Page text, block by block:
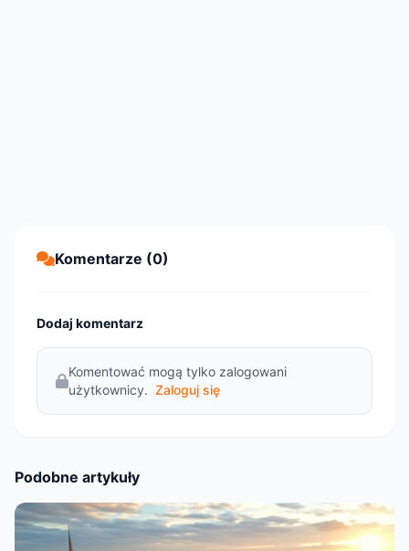
Komentarze (0)
Dodaj komentarz
Komentować mogą tylko zalogowani
użytkownicy. Zaloguj się
Podobne artykuły